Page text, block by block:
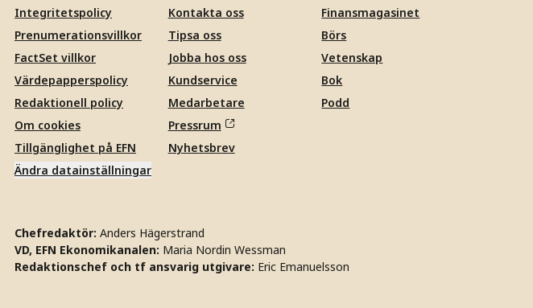
Integritetspolicy
Prenumerationsvillkor
FactSet villkor
Värdepapperspolicy
Redaktionell policy
Om cookies
Tillgänglighet på EFN
Ändra datainställningar
Kontakta oss
Tipsa oss
Jobba hos oss
Kundservice
Medarbetare
Pressrum
Nyhetsbrev
Finansmagasinet
Börs
Vetenskap
Bok
Podd
Chefredaktör: Anders Hägerstrand
VD, EFN Ekonomikanalen: Maria Nordin Wessman
Redaktionschef och tf ansvarig utgivare: Eric Emanuelsson